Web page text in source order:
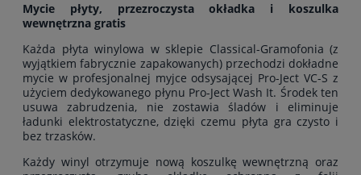
Mycie płyty, przezroczysta okładka i koszulka
wewnętrzna gratis
Każda płyta winylowa w sklepie Classical-Gramofonia (z
wyjątkiem fabrycznie zapakowanych) przechodzi dokładne
mycie w profesjonalnej myjce odsysającej Pro-Ject VC-S z
użyciem dedykowanego płynu Pro-Ject Wash It. Środek ten
usuwa zabrudzenia, nie zostawia śladów i eliminuje
ładunki elektrostatyczne, dzięki czemu płyta gra czysto i
bez trzasków.
Każdy winyl otrzymuje nową koszulkę wewnętrzną oraz